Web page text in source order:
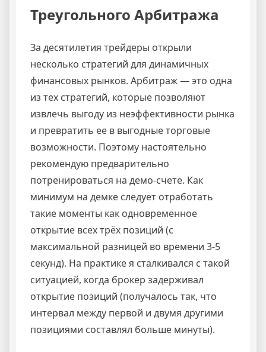
Треугольного Арбитража
За десятилетия трейдеры открыли
несколько стратегий для динамичных
финансовых рынков. Арбитраж — это одна
из тех стратегий, которые позволяют
извлечь выгоду из неэффективности рынка
и превратить ее в выгодные торговые
возможности. Поэтому настоятельно
рекомендую предварительно
потренироваться на демо-счете. Как
минимум на демке следует отработать
такие моменты как одновременное
открытие всех трёх позиций (с
максимальной разницей во времени 3-5
секунд). На практике я сталкивался с такой
ситуацией, когда брокер задерживал
открытие позиций (получалось так, что
интервал между первой и двумя другими
позициями составлял больше минуты).